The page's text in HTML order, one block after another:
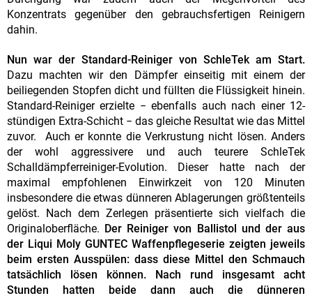
Konzentrats gegenüber den gebrauchsfertigen Reinigern
dahin.
Nun war der Standard-Reiniger von SchleTek am Start.
Dazu machten wir den Dämpfer einseitig mit einem der
beiliegenden Stopfen dicht und füllten die Flüssigkeit hinein.
Standard-Reiniger erzielte − ebenfalls auch nach einer 12-
stündigen Extra-Schicht − das gleiche Resultat wie das Mittel
zuvor. Auch er konnte die Verkrustung nicht lösen. Anders
der wohl aggressivere und auch teurere SchleTek
Schalldämpferreiniger-Evolution. Dieser hatte nach der
maximal empfohlenen Einwirkzeit von 120 Minuten
insbesondere die etwas dünneren Ablagerungen größtenteils
gelöst. Nach dem Zerlegen präsentierte sich vielfach die
Originaloberfläche. Der Reiniger von Ballistol und der aus
der Liqui Moly GUNTEC Waffenpflegeserie zeigten jeweils
beim ersten Ausspülen: dass diese Mittel den Schmauch
tatsächlich lösen können. Nach rund insgesamt acht
Stunden hatten beide dann auch die dünneren